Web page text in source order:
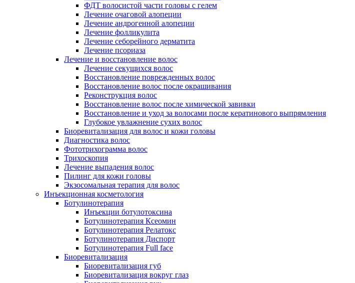
ФДТ волосистой части головы с гелем
Лечение очаговой алопеции
Лечение андрогенной алопеции
Лечение фолликулита
Лечение себорейного дерматита
Лечение псориаза
Лечение и восстановление волос
Лечение секущихся волос
Восстановление поврежденных волос
Восстановление волос после окрашивания
Реконструкция волос
Восстановление волос после химической завивки
Восстановление и уход за волосами после кератинового выпрямления
Глубокое увлажнение сухих волос
Биоревитализация для волос и кожи головы
Диагностика волос
Фототрихограмма волос
Трихоскопия
Лечение выпадения волос
Пилинг для кожи головы
Экзосомальная терапия для волос
Инъекционная косметология
Ботулинотерапия
Инъекции ботулотоксина
Ботулинотерапия Ксеомин
Ботулинотерапия Релатокс
Ботулинотерапия Диспорт
Ботулинотерапия Full face
Биоревитализация
Биоревитализация губ
Биоревитализация вокруг глаз